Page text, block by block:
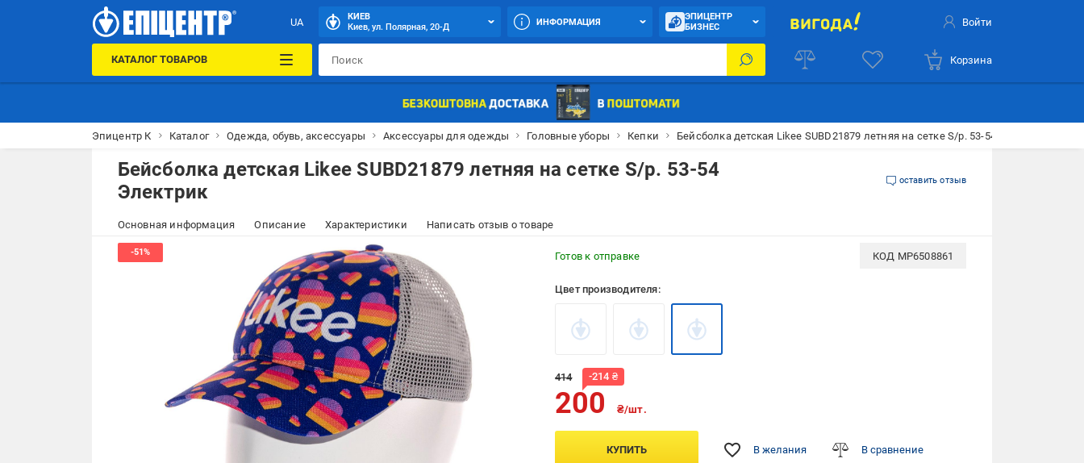
UA
КИЕВ
Киев, ул. Полярная, 20-Д
ИНФОРМАЦИЯ
ЭПИЦЕНТР
БИЗНЕС
Войти
КАТАЛОГ ТОВАРОВ Корзина
Эпицентр К Каталог Одежда, обувь, аксессуары Аксессуары для одежды Головные уборы Кепки Бейсболка детская Likee SUBD21879 летняя на сетке S/р. 53-54 Электрик
Бейсболка детская Likee SUBD21879 летняя на сетке S/р. 53-54
Электрик
оставить отзыв
Основная информация Описание Характеристики Написать отзыв о товаре
Готов к отправке КОД MP6508861
Цвет производителя:
414 -214 ₴
200 ₴/шт.
КУПИТЬ В желания В сравнение